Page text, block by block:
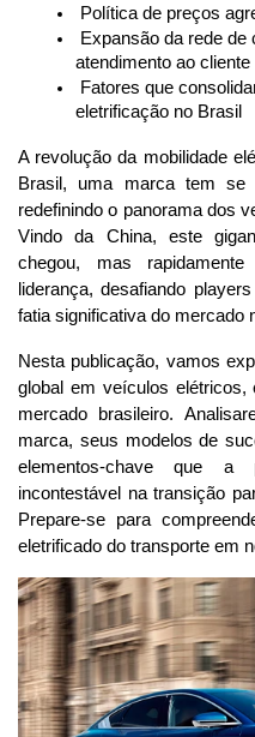
Política de preços
Expansão da rede
atendimento ao cliente
Fatores que
eletrificação no Brasil
A revolução da mobilidade
Brasil, uma marca tem se
redefinindo o panorama dos
Vindo da China, este
chegou, mas
liderança, desafiando
fatia significativa do mercado
Nesta publicação, vamos
global em veículos elétricos,
mercado brasileiro.
marca, seus modelos de
elementos-chave que a
incontestável na transição
Prepare-se para
eletrificado do transporte em